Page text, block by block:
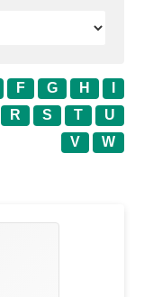
F G H
R S T
U
V
W